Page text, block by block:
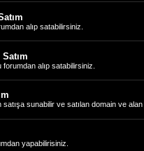
alıp satabilirsiniz.
alıp satabilirsiniz.
sunabilir ve satılan domain ve alan
yapabilirisiniz.